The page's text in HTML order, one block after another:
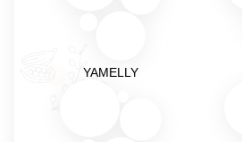
YAMELLY